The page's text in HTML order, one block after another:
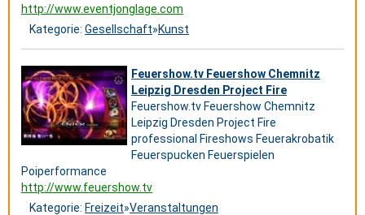
http://www.eventjonglage.com
Kategorie: Gesellschaft»Kunst
Feuershow.tv Feuershow Chemnitz
Leipzig Dresden Project Fire
Feuershow.tv Feuershow Chemnitz
Leipzig Dresden Project Fire
professional Fireshows Feuerakrobatik
Feuerspucken Feuerspielen
Poiperformance
http://www.feuershow.tv
Kategorie: Freizeit»Veranstaltungen